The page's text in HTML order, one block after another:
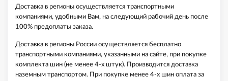
Доставка в регионы осуществляется транспортными
компаниями, удобными Вам, на следующий рабочий день после
100% предоплаты заказа.
Доставка в регионы России осуществляется бесплатно
транспортными компаниями, указанными на сайте, при покупке
комплекта шин (не менее 4-х штук). Производится доставка
наземным транспортом. При покупке менее 4-х шин оплата за